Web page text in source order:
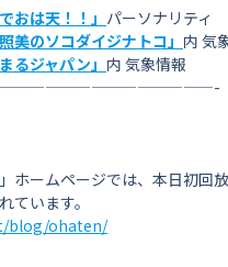
おは天！！」 パーソナリティ
照美のソコダイジナトコ」 内 気
るジャパン」 内 気象情報
ホームページでは、本日初回
ています。
blog/ohaten/